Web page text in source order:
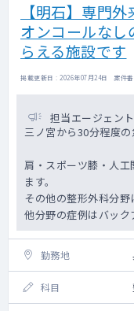
【明石】専門
オンコールなし
らえる施設です
掲載更新日 : 2026年07月24日 案件
担当エージェン
三ノ宮から30分程度の
肩・スポーツ膝・人工
ます。
その他の整形外科分野
他分野の症例はバック
勤務地
科目